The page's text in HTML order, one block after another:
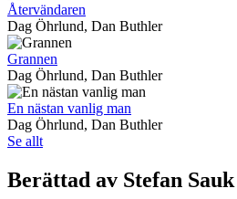
Återvändaren
Dag Öhrlund, Dan Buthler
Grannen
Dag Öhrlund, Dan Buthler
En nästan vanlig man
Dag Öhrlund, Dan Buthler
Se allt
Berättad av Stefan Sauk